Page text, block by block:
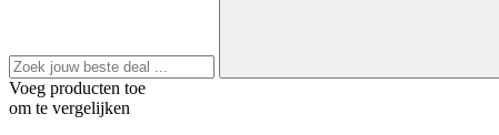
Voeg producten toe
om te vergelijken